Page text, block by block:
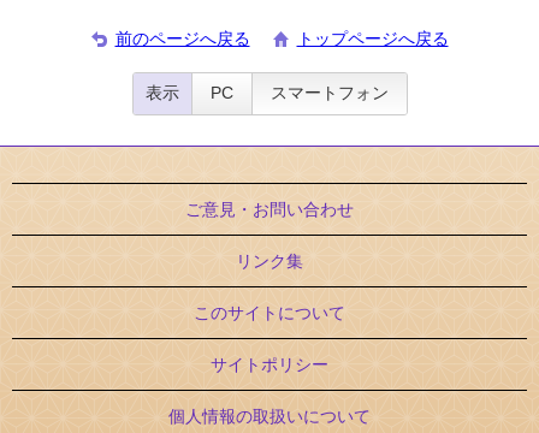
前のページへ戻る トップページへ戻る
表示 PC スマートフォン
ご意見・お問い合わせ
リンク集
このサイトについて
サイトポリシー
個人情報の取扱いについて